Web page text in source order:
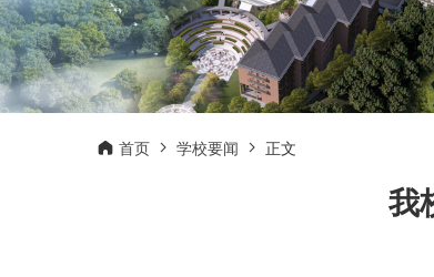
首页 学校要闻 正文
我